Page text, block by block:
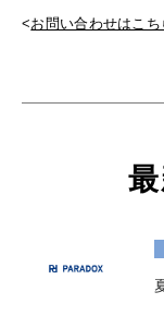
<お問い合わせはこ